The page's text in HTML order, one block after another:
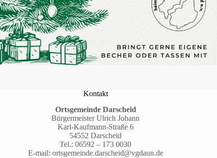
Kontakt
Ortsgemeinde Darscheid
Bürgermeister Ulrich Johann
Karl-Kaufmann-Straße 6
54552 Darscheid
Tel.:06592 – 173 0030
E-mail: ortsgemeinde.darscheid@vgdaun.de